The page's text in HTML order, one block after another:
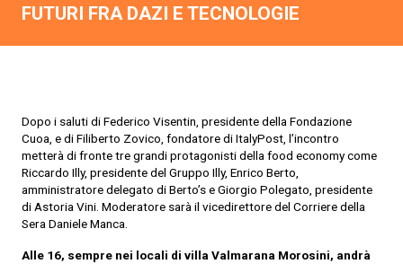
FUTURI FRA DAZI E TECNOLOGIE
Dopo i saluti di Federico Visentin, presidente della Fondazione
Cuoa, e di Filiberto Zovico, fondatore di ItalyPost, l’incontro
metterà di fronte tre grandi protagonisti della food economy come
Riccardo Illy, presidente del Gruppo Illy, Enrico Berto,
amministratore delegato di Berto’s e Giorgio Polegato, presidente
di Astoria Vini. Moderatore sarà il vicedirettore del Corriere della
Sera Daniele Manca.
Alle 16, sempre nei locali di villa Valmarana Morosini, andrà